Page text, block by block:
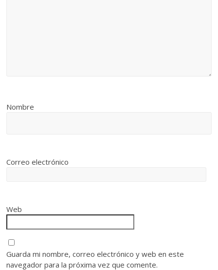
Nombre
Correo electrónico
Web
Guarda mi nombre, correo electrónico y web en este
navegador para la próxima vez que comente.